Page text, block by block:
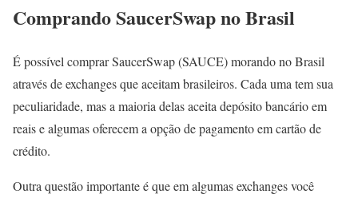
Comprando SaucerSwap no Brasil
É possível comprar SaucerSwap (SAUCE) morando no Brasil
através de exchanges que aceitam brasileiros. Cada uma tem sua
peculiaridade, mas a maioria delas aceita depósito bancário em
reais e algumas oferecem a opção de pagamento em cartão de
crédito.
Outra questão importante é que em algumas exchanges você